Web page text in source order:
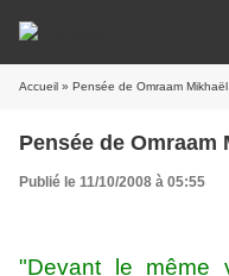
Accueil » Pensée de Omraam
Pensée de
Publié le 11/10/2008 à 05:55
"Devant le même